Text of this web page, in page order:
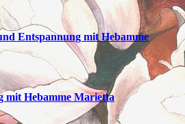
Entspannung mit Hebamme
mit Hebamme Marietta